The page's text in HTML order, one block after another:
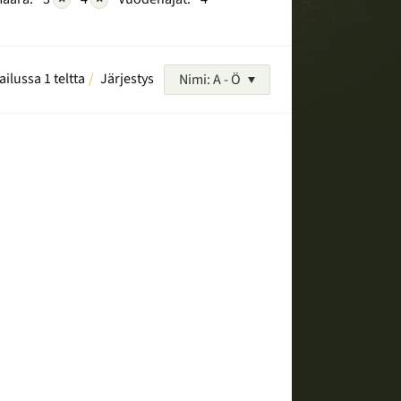
1 teltta Järjestys Nimi: A - Ö